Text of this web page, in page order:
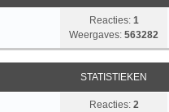
Reacties: 1
Weergaves: 563282
STATISTIEKEN
Reacties: 2